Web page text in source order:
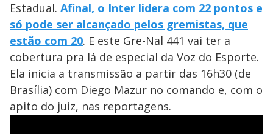
Estadual. Afinal, o Inter lidera com 22 pontos e
só pode ser alcançado pelos gremistas, que
estão com 20. E este Gre-Nal 441 vai ter a
cobertura pra lá de especial da Voz do Esporte.
Ela inicia a transmissão a partir das 16h30 (de
Brasília) com Diego Mazur no comando e, com o
apito do juiz, nas reportagens.